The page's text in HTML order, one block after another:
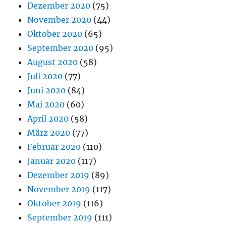
Dezember 2020 (75)
November 2020 (44)
Oktober 2020 (65)
September 2020 (95)
August 2020 (58)
Juli 2020 (77)
Juni 2020 (84)
Mai 2020 (60)
April 2020 (58)
März 2020 (77)
Februar 2020 (110)
Januar 2020 (117)
Dezember 2019 (89)
November 2019 (117)
Oktober 2019 (116)
September 2019 (111)